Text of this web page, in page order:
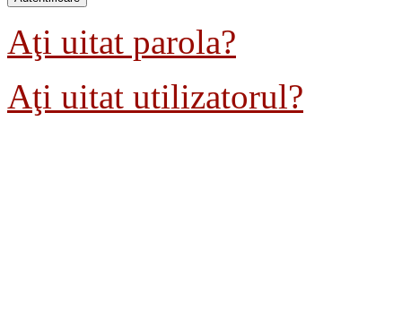
Aţi uitat parola?
Aţi uitat utilizatorul?